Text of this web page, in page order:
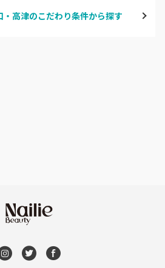
関内
高津のこだわり条件から探す